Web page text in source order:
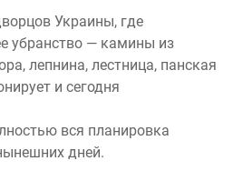
Украины, где
убранство — камины из
лепнина, лестница, панская
и сегодня
вся планировка
дней.